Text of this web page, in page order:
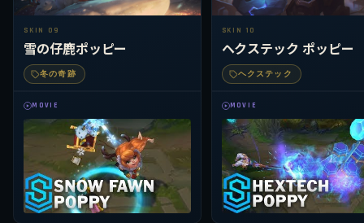
SKIN 09
雪の仔鹿ポッピー
冬の奇跡
MOVIE
SKIN 10
ヘクステック ポッピー
ヘクステック
MOVIE